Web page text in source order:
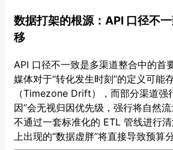
数据打架的根源：API 口径不
移
API 口径不一致是多渠道整合中的首
媒体对于“转化发生时刻”的定义可能
（Timezone Drift），而部分渠道强
因”会无视归因优先级，强行将自然
不通过一套标准化的 ETL 管线进行
上出现的“数据虚胖”将直接导致预算